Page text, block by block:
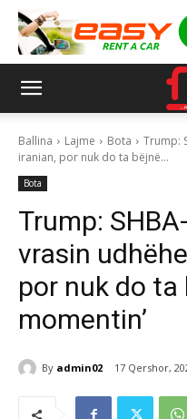
Ballina Lajme Bota
Trump:
iranian, por nuk do ta bëjnë...
Bota
Trump:
vrasin
por nuk do ta
momentin’
By admin02 17 Qershor,